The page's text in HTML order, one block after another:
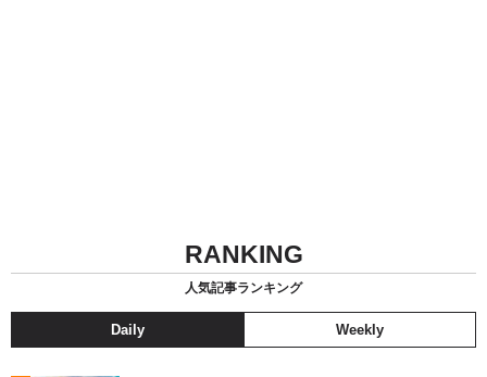
RANKING
人気記事ランキング
Daily Weekly